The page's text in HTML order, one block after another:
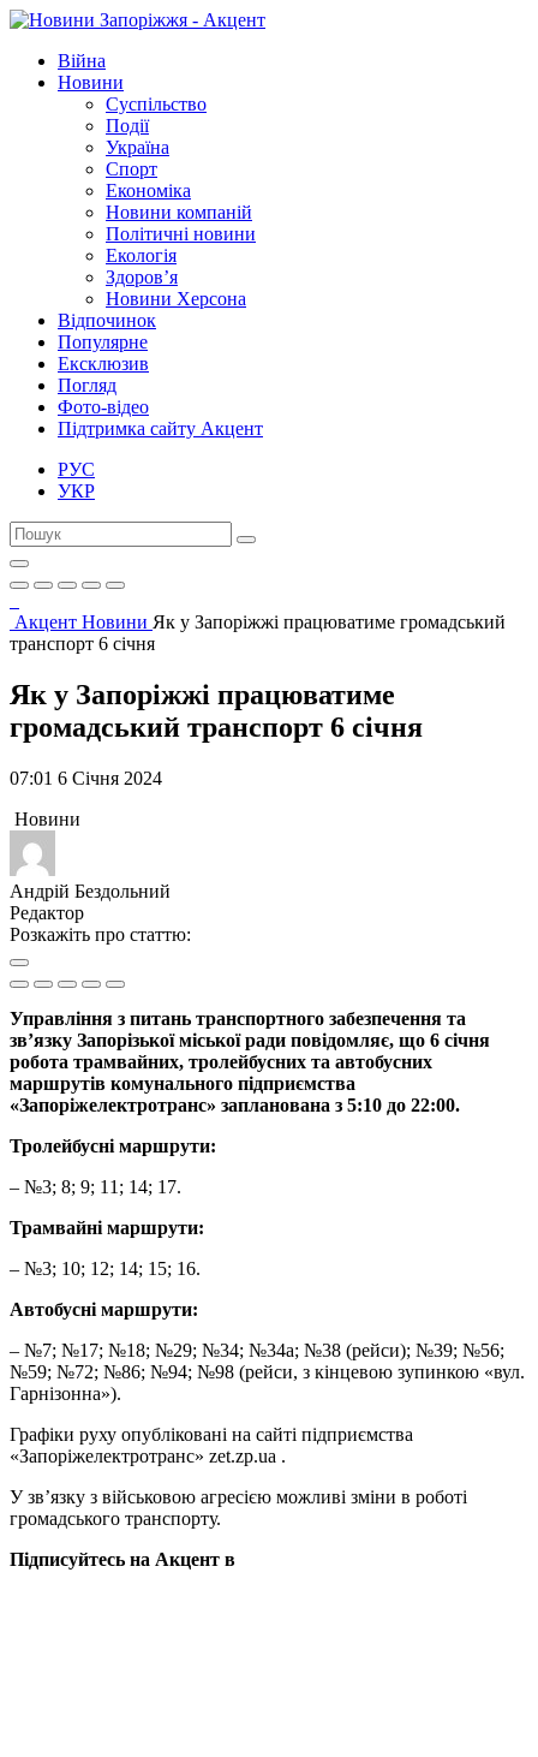
Війна
Новини
Суспільство
Події
Україна
Спорт
Економіка
Новини компаній
Політичні новини
Екологія
Здоров’я
Новини Херсона
Відпочинок
Популярне
Ексклюзив
Погляд
Фото-відео
Підтримка сайту Акцент
РУС
УКР
Акцент Новини Як у Запоріжжі працюватиме громадський
транспорт 6 січня
Як у Запоріжжі працюватиме
громадський транспорт 6 січня
07:01 6 Січня 2024
Новини
Андрій Бездольний
Редактор
Розкажіть про статтю:
Управління з питань транспортного забезпечення та
зв’язку Запорізької міської ради повідомляє, що 6 січня
робота трамвайних, тролейбусних та автобусних
маршрутів комунального підприємства
«Запоріжелектротранс» запланована з 5:10 до 22:00.
Тролейбусні маршрути:
– №3; 8; 9; 11; 14; 17.
Трамвайні маршрути:
– №3; 10; 12; 14; 15; 16.
Автобусні маршрути:
– №7; №17; №18; №29; №34; №34а; №38 (рейси); №39; №56;
№59; №72; №86; №94; №98 (рейси, з кінцевою зупинкою «вул.
Гарнізонна»).
Графіки руху опубліковані на сайті підприємства
«Запоріжелектротранс» zet.zp.ua .
У зв’язку з військовою агресією можливі зміни в роботі
громадського транспорту.
Підписуйтесь на Акцент в